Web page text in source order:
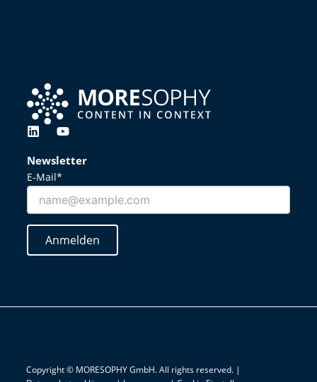
L
i
n
k
e
d
n
Y
u
t
b
e
Newsletter
E-Mail*
Anmelden
Copyright © MORESOPHY GmbH. All rights reserved. |